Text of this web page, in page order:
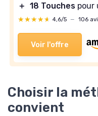
＋ 18 Touches pour
★★★★★
★★★★★ 4,6/5 — 106
Voir l'offre
Choisir la
convient